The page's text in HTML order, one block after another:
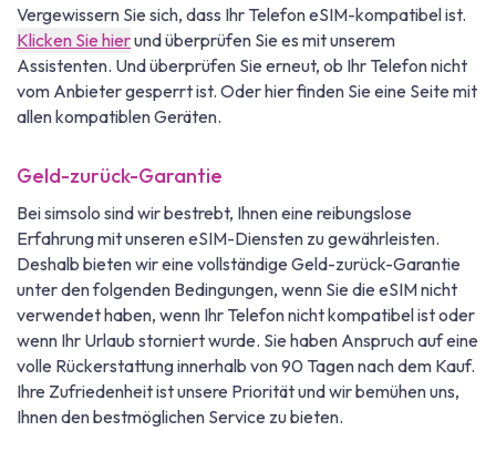
Vergewissern Sie sich, dass Ihr Telefon eSIM-kompatibel ist.
Klicken Sie hierund überprüfen Sie es mit unserem
Assistenten. Und überprüfen Sie erneut, ob Ihr Telefon nicht
vom Anbieter gesperrt ist. Oder hier finden Sie eine Seite mit
allen kompatiblen Geräten.
Geld-zurück-Garantie
Bei simsolo sind wir bestrebt, Ihnen eine reibungslose
Erfahrung mit unseren eSIM-Diensten zu gewährleisten.
Deshalb bieten wir eine vollständige Geld-zurück-Garantie
unter den folgenden Bedingungen, wenn Sie die eSIM nicht
verwendet haben, wenn Ihr Telefon nicht kompatibel ist oder
wenn Ihr Urlaub storniert wurde. Sie haben Anspruch auf eine
volle Rückerstattung innerhalb von 90 Tagen nach dem Kauf.
Ihre Zufriedenheit ist unsere Priorität und wir bemühen uns,
Ihnen den bestmöglichen Service zu bieten.